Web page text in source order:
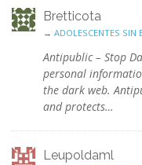
Bretticota
→ ADOLESCENTES SIN
Antipublic – Stop
personal
the dark web.
and protects…
Leupoldaml